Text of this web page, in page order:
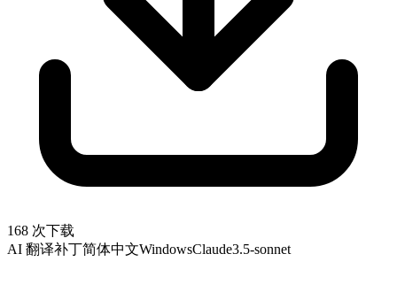
168 次下载
AI 翻译补丁简体中文WindowsClaude3.5-sonnet